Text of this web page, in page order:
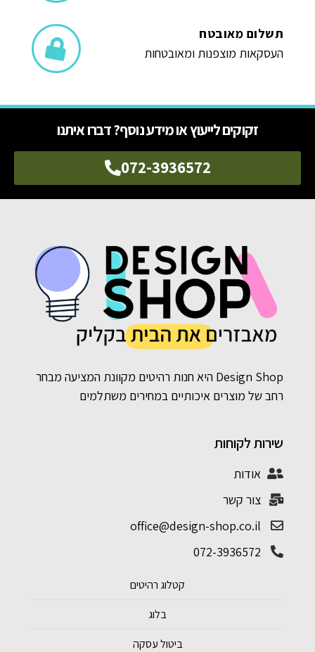
תשלום מאובטח
העסקאות מוצפנות ומאובטחות
זקוקים לייעוץ או מידע נוסף? דברו איתנו
072-3936572
Design Shop היא חנות רהיטים מקוונת המציעה מבחר
רחב של מוצרים איכותיים במחירים משתלמים
שירות לקוחות
אודות
צור קשר
office@design-shop.co.il
072-3936572
קטלוג רהיטים
בלוג
ביטול עסקה